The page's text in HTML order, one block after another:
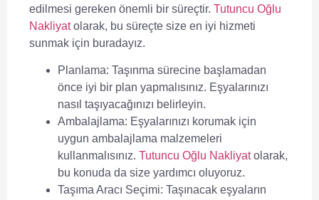
edilmesi gereken önemli bir süreçtir. Tutuncu Oğlu
Nakliyatolarak, bu süreçte size en iyi hizmeti
sunmak için buradayız.
Planlama: Taşınma sürecine başlamadan
önce iyi bir plan yapmalısınız. Eşyalarınızı
nasıl taşıyacağınızı belirleyin.
Ambalajlama: Eşyalarınızı korumak için
uygun ambalajlama malzemeleri
kullanmalısınız. Tutuncu Oğlu Nakliyatolarak,
bu konuda da size yardımcı oluyoruz.
Taşıma Aracı Seçimi: Taşınacak eşyaların